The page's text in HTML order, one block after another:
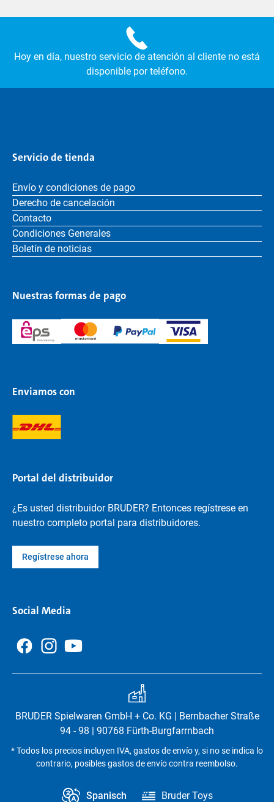
Hoy en día, nuestro servicio de atención al cliente no está
disponible por teléfono.
Servicio de tienda
Envío y condiciones de pago
Derecho de cancelación
Contacto
Condiciones Generales
Boletín de noticias
Nuestras formas de pago
Enviamos con
Portal del distribuidor
¿Es usted distribuidor BRUDER? Entonces regístrese en
nuestro completo portal para distribuidores.
Regístrese ahora
Social Media
BRUDER Spielwaren GmbH + Co. KG | Bernbacher Straße
94 - 98 | 90768 Fürth-Burgfarrnbach
* Todos los precios incluyen IVA, gastos de envío y, si no se indica lo
contrario, posibles gastos de envío contra reembolso.
Spanisch Bruder Toys